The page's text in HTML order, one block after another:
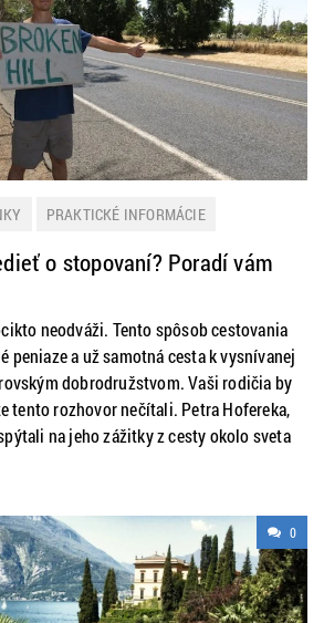
PRAKTICKÉ INFORMÁCIE
o stopovaní? Poradí vám
neodváži. Tento spôsob cestovania
peniaze a už samotná cesta k vysnívanej
dobrodružstvom. Vaši rodičia by
tento rozhovor nečítali. Petra Hofereka,
na jeho zážitky z cesty okolo sveta
0